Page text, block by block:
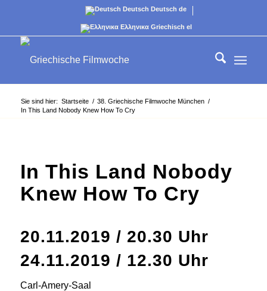
Deutsch Deutsch de
Ελληνικα Griechisch el
Sie sind hier: Startseite / 38. Griechische Filmwoche München /
In This Land Nobody Knew How To Cry
In This Land Nobody
Knew How To Cry
20.11.2019 / 20.30 Uhr
24.11.2019 / 12.30 Uhr
Carl-Amery-Saal